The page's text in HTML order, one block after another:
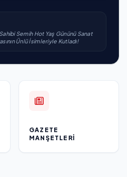
Semih Hot Yaş Gününü Sanat
Ünlü İsimleriyle Kutladı!
GAZETE
MANŞETLERI